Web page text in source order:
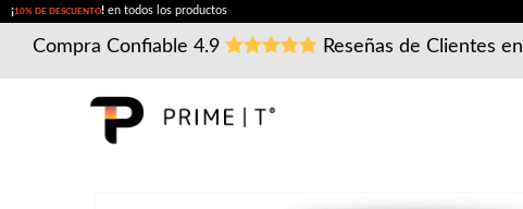
¡10% DE DESCUENTO!en todos los productos
Compra Confiable 4.9 Reseñas de Clientes en